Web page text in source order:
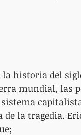
historia del
mundial, las
la tragedia.